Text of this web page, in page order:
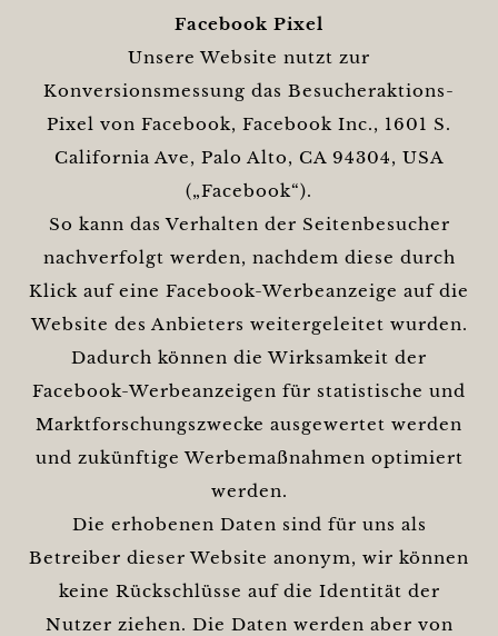
Facebook Pixel
Unsere Website nutzt zur
Konversionsmessung das Besucheraktions-
Pixel von Facebook, Facebook Inc., 1601 S.
California Ave, Palo Alto, CA 94304, USA
(„Facebook“).
So kann das Verhalten der Seitenbesucher
nachverfolgt werden, nachdem diese durch
Klick auf eine Facebook-Werbeanzeige auf die
Website des Anbieters weitergeleitet wurden.
Dadurch können die Wirksamkeit der
Facebook-Werbeanzeigen für statistische und
Marktforschungszwecke ausgewertet werden
und zukünftige Werbemaßnahmen optimiert
werden.
Die erhobenen Daten sind für uns als
Betreiber dieser Website anonym, wir können
keine Rückschlüsse auf die Identität der
Nutzer ziehen. Die Daten werden aber von